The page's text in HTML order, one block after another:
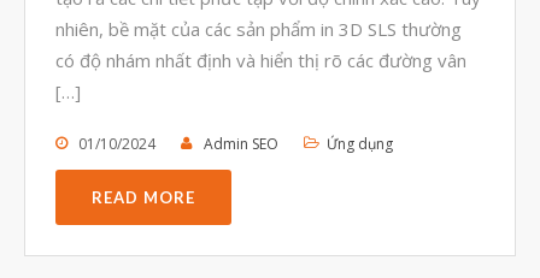
nhiên, bề mặt của các sản phẩm in 3D SLS thường
có độ nhám nhất định và hiển thị rõ các đường vân
[…]
01/10/2024 Admin SEO Ứng dụng
READ MORE